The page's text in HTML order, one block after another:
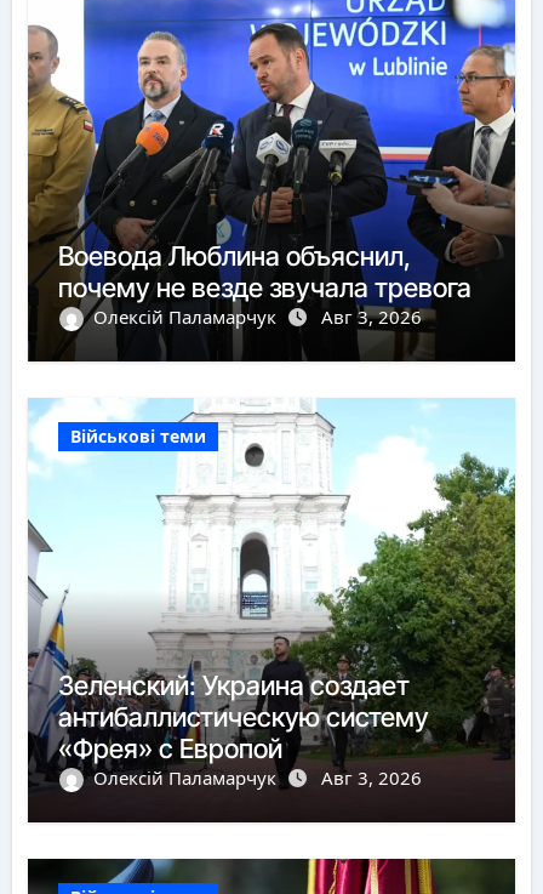
Воевода Люблина объяснил,
почему не везде звучала тревога
Олексій Паламарчук Авг 3, 2026
Військові теми
Зеленский: Украина создает
антибаллистическую систему
«Фрея» с Европой
Олексій Паламарчук Авг 3, 2026